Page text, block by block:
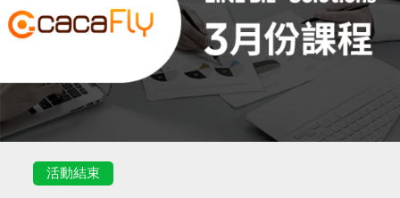
活動結束